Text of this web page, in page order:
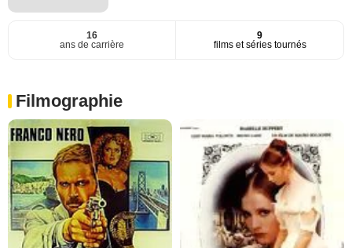
16
ans de carrière
9
films et séries tournés
Filmographie